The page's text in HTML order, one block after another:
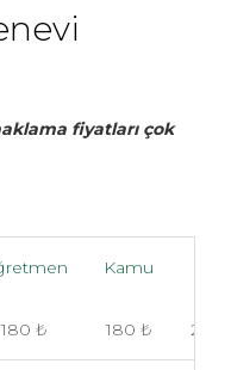
fiyatları çok
Kamu
180 ₺ 180 ₺ 250